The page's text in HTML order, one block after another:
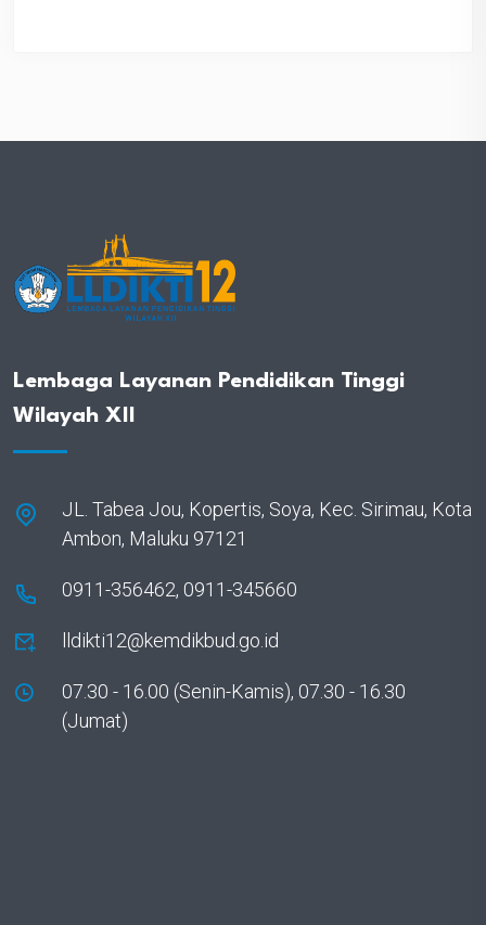
Lembaga Layanan Pendidikan Tinggi
Wilayah XII
JL. Tabea Jou, Kopertis, Soya, Kec. Sirimau, Kota
Ambon, Maluku 97121
0911-356462, 0911-345660
lldikti12@kemdikbud.go.id
07.30 - 16.00 (Senin-Kamis), 07.30 - 16.30
(Jumat)